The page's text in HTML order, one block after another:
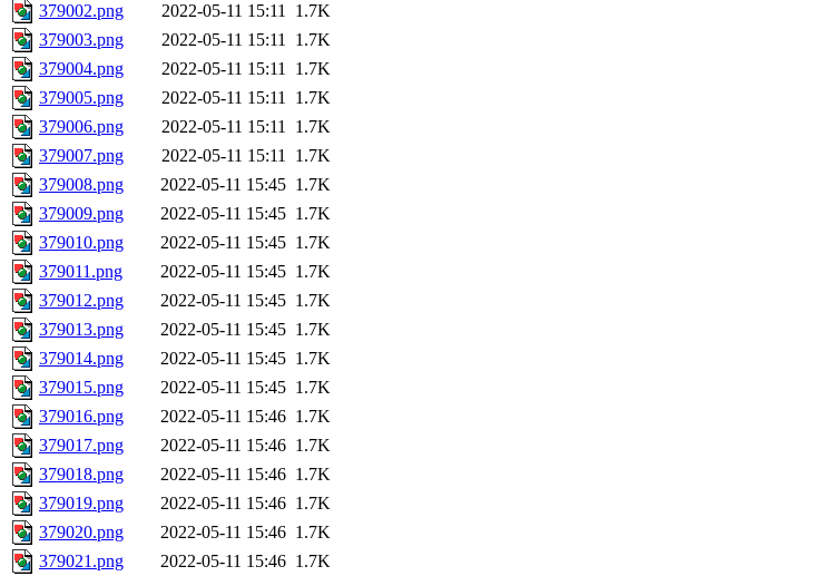
379002.png
2022-05-11 15:11 1.7K
379003.png
2022-05-11 15:11 1.7K
379004.png
2022-05-11 15:11 1.7K
379005.png
2022-05-11 15:11 1.7K
379006.png
2022-05-11 15:11 1.7K
379007.png
2022-05-11 15:11 1.7K
379008.png
2022-05-11 15:45 1.7K
379009.png
2022-05-11 15:45 1.7K
379010.png
2022-05-11 15:45 1.7K
379011.png
2022-05-11 15:45 1.7K
379012.png
2022-05-11 15:45 1.7K
379013.png
2022-05-11 15:45 1.7K
379014.png
2022-05-11 15:45 1.7K
379015.png
2022-05-11 15:45 1.7K
379016.png
2022-05-11 15:46 1.7K
379017.png
2022-05-11 15:46 1.7K
379018.png
2022-05-11 15:46 1.7K
379019.png
2022-05-11 15:46 1.7K
379020.png
2022-05-11 15:46 1.7K
379021.png
2022-05-11 15:46 1.7K